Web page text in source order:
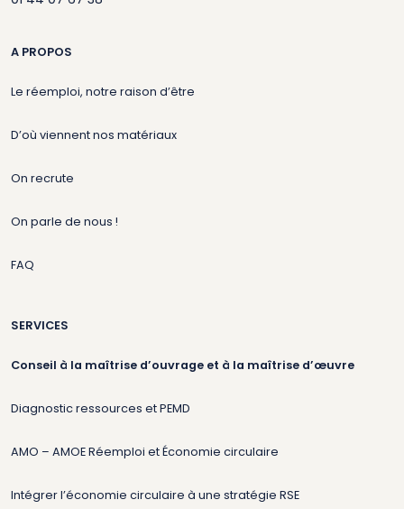
A PROPOS
Le réemploi, notre raison d’être
D’où viennent nos matériaux
On recrute
On parle de nous !
FAQ
SERVICES
Conseil à la maîtrise d’ouvrage et à la maîtrise d’œuvre
Diagnostic ressources et PEMD
AMO – AMOE Réemploi et Économie circulaire
Intégrer l’économie circulaire à une stratégie RSE